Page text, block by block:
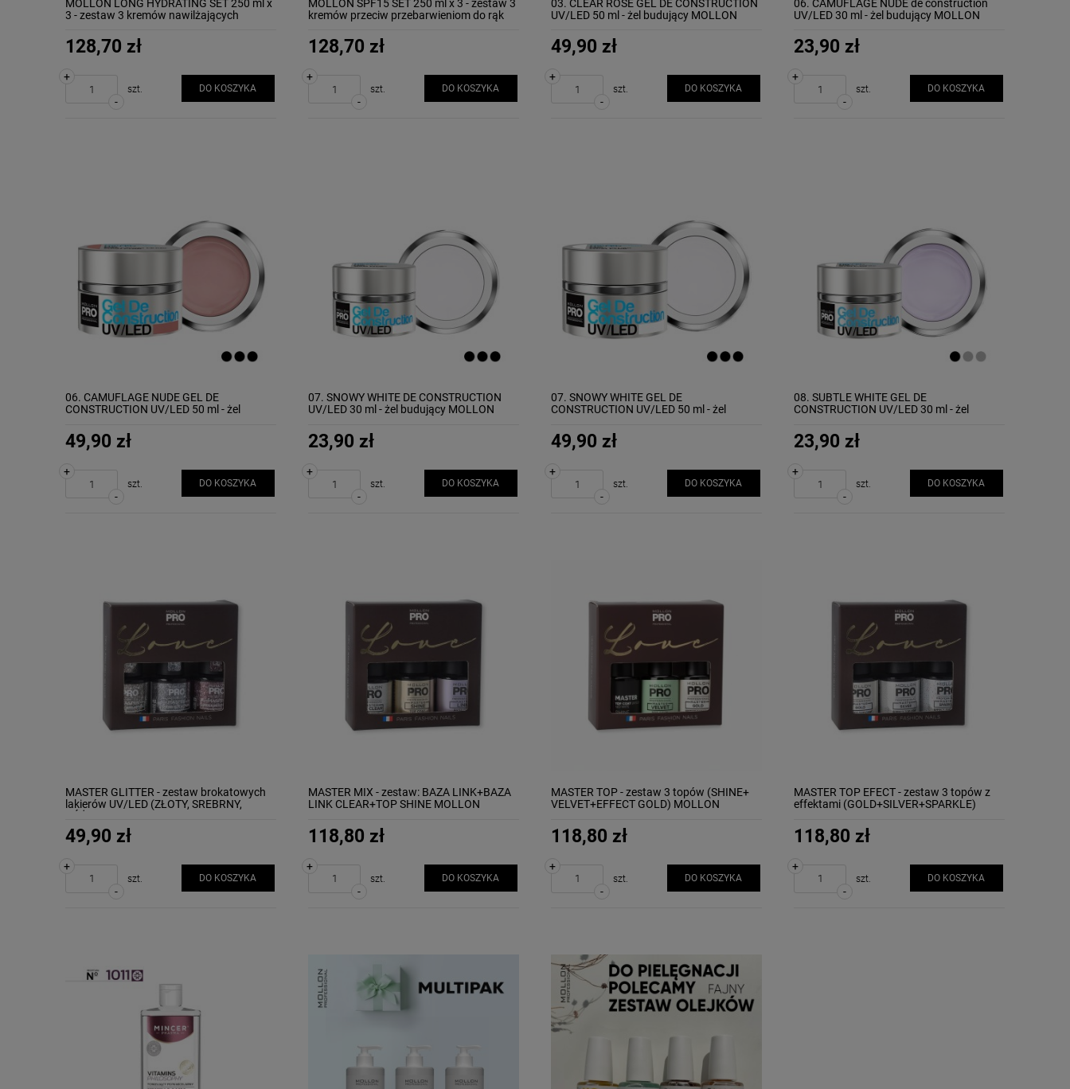
MOLLON LONG HYDRATING SET 250 ml x
3 - zestaw 3 kremów nawilżających
128,70 zł
-
+
szt. DO KOSZYKA
MOLLON SPF15 SET 250 ml x 3 - zestaw 3
kremów przeciw przebarwieniom do rąk
128,70 zł
-
+
szt. DO KOSZYKA
03. CLEAR ROSE GEL DE CONSTRUCTION
UV/LED 50 ml - żel budujący MOLLON
49,90 zł
-
+
szt. DO KOSZYKA
06. CAMUFLAGE NUDE de construction
UV/LED 30 ml - żel budujący MOLLON
23,90 zł
-
+
szt. DO KOSZYKA
06. CAMUFLAGE NUDE GEL DE
CONSTRUCTION UV/LED 50 ml - żel
49,90 zł
-
+
szt. DO KOSZYKA
07. SNOWY WHITE DE CONSTRUCTION
UV/LED 30 ml - żel budujący MOLLON
23,90 zł
-
+
szt. DO KOSZYKA
07. SNOWY WHITE GEL DE
CONSTRUCTION UV/LED 50 ml - żel
49,90 zł
-
+
szt. DO KOSZYKA
08. SUBTLE WHITE GEL DE
CONSTRUCTION UV/LED 30 ml - żel
23,90 zł
-
+
szt. DO KOSZYKA
MASTER GLITTER - zestaw brokatowych
lakierów UV/LED (ZŁOTY, SREBRNY,
49,90 zł
-
+
szt. DO KOSZYKA
MASTER MIX - zestaw: BAZA LINK+BAZA
LINK CLEAR+TOP SHINE MOLLON
118,80 zł
-
+
szt. DO KOSZYKA
MASTER TOP - zestaw 3 topów (SHINE+
VELVET+EFFECT GOLD) MOLLON
118,80 zł
-
+
szt. DO KOSZYKA
MASTER TOP EFECT - zestaw 3 topów z
effektami (GOLD+SILVER+SPARKLE)
118,80 zł
-
+
szt. DO KOSZYKA